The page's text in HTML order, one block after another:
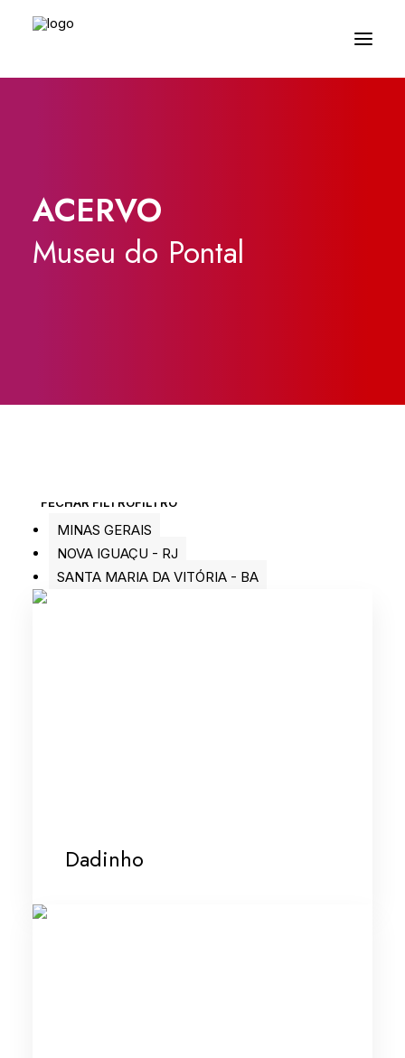
ACERVO
Museu do Pontal
FECHAR FILTROFILTRO
MINAS GERAIS
NOVA IGUAÇU - RJ
SANTA MARIA DA VITÓRIA - BA
Dadinho